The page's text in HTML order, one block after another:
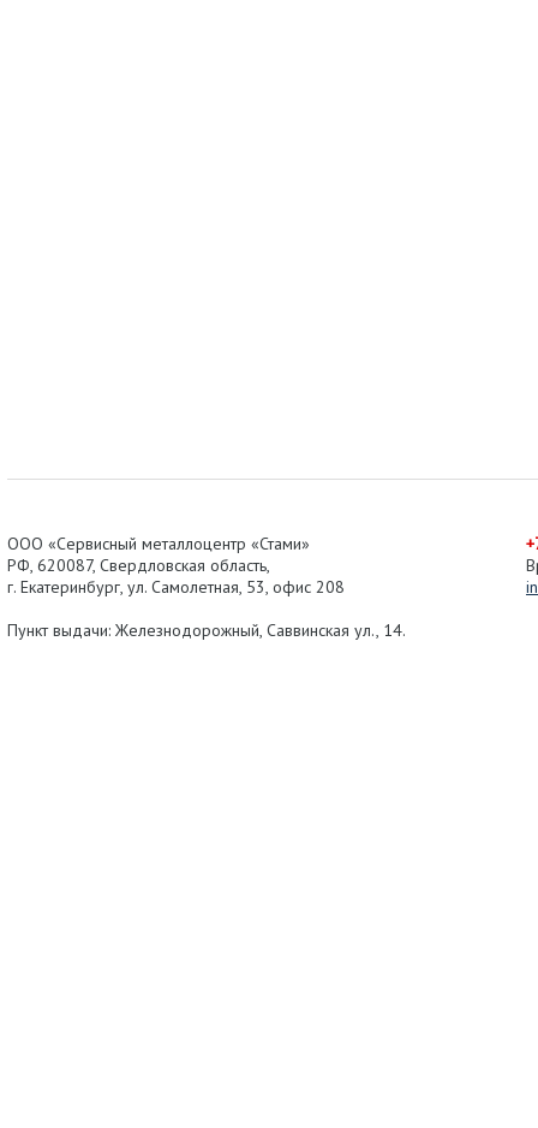
ООО «Сервисный металлоцентр «Стами»
РФ, 620087, Свердловская область,
г. Екатеринбург, ул. Самолетная, 53, офис 208
Пункт выдачи: Железнодорожный, Саввинская ул., 14.